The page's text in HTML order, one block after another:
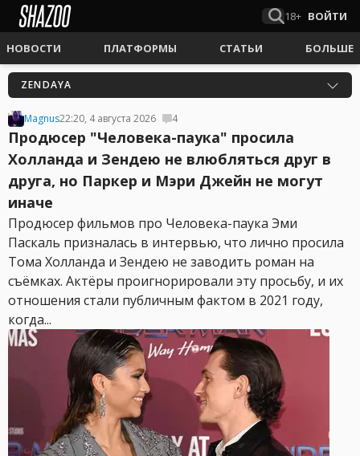
18+ ВОЙТИ
НОВОСТИ ПЛАТФОРМЫ СТАТЬИ БОЛЬШЕ
ZENDAYA
Magnus22:20, 4 августа 2026 4
Продюсер "Человека-паука" просила
Холланда и Зендею не влюбляться друг в
друга, но Паркер и Мэри Джейн не могут
иначе
Продюсер фильмов про Человека-паука Эми
Паскаль призналась в интервью, что лично просила
Тома Холланда и Зендею не заводить роман на
съёмках. Актёры проигнорировали эту просьбу, и их
отношения стали публичным фактом в 2021 году,
когда...